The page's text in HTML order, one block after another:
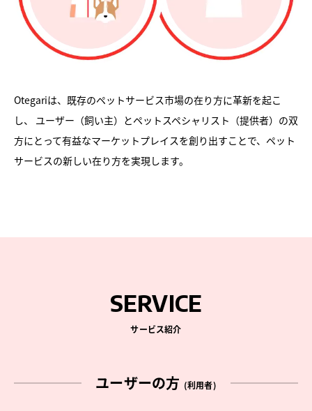
Otegariは、既存のペットサービス市場の在り方に革新を起こ
し、
ユーザー（飼い主）とペットスペシャリスト（提供者）の双
方にとって有益なマーケットプレイスを創り出すことで、ペット
サービスの新しい在り方を実現します。
SERVICE
サービス紹介
ユーザーの方 (利用者)